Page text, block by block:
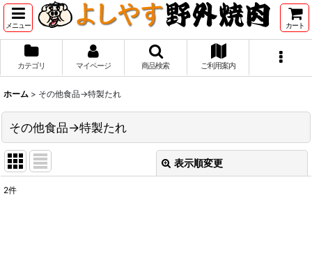
メニュー カート
カテゴリ マイページ 商品検索 ご利用案内
ホーム > その他食品→特製たれ
その他食品→特製たれ
表示順変更
2件